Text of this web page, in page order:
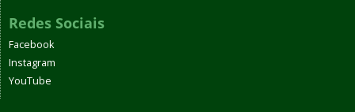
Redes Sociais
Facebook
Instagram
YouTube